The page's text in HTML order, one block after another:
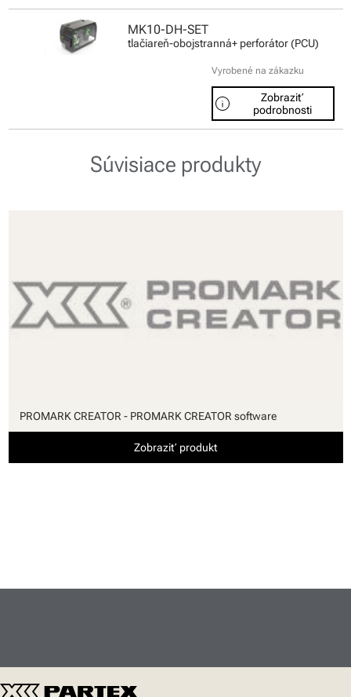
MK10-DH-SET
tlačiareň-obojstranná+ perforátor (PCU)
Vyrobené na zákazku
info
Zobraziť
podrobnosti
Súvisiace produkty
PROMARK CREATOR - PROMARK CREATOR software
Zobraziť produkt